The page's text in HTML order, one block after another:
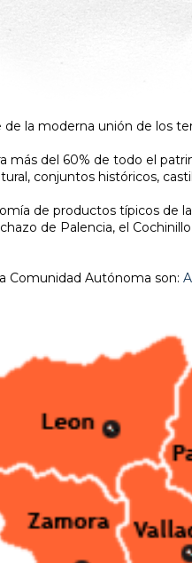
la moderna unión de los
más del 60% de todo el
conjuntos históricos,
de productos típicos de
de Palencia, el
Comunidad Autónoma son: